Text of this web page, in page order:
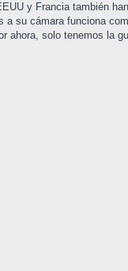
y Francia también
su cámara funciona
ahora, solo tenemos la